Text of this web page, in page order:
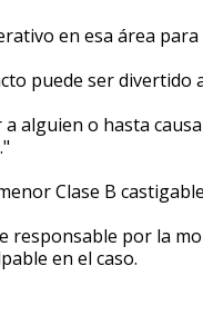
en esa área
puede ser
alguien o hasta
Clase B
por la
en el caso.